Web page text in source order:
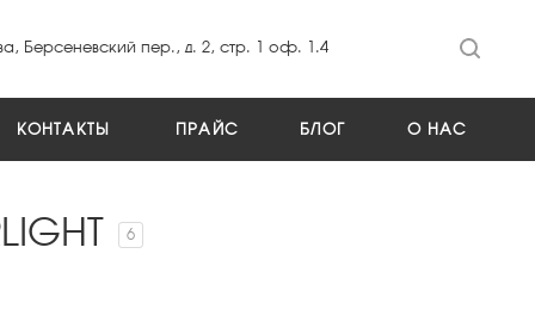
Берсеневский пер., д. 2, стр. 1 оф. 1.4
КОНТАКТЫ ПРАЙС БЛОГ О НАС
6